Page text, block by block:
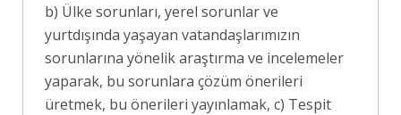
b) Ülke sorunları, yerel sorunlar ve
yurtdışında yaşayan vatandaşlarımızın
sorunlarına yönelik araştırma ve incelemeler
yaparak, bu sorunlara çözüm önerileri
üretmek, bu önerileri yayınlamak, c) Tespit